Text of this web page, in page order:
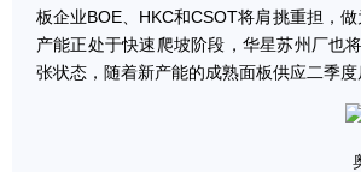
板企业BOE、HKC和CSOT将肩挑重担，
产能正处于快速爬坡阶段，华星苏州厂也
张状态，随着新产能的成熟面板供应二季度
奥